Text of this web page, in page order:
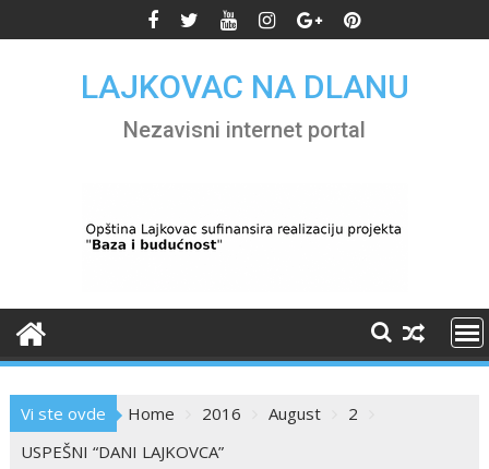
to
LAJKOVAC NA DLANU
Nezavisni internet portal
Vi ste ovde Home 2016 August
2
USPEŠNI “DANI LAJKOVCA”